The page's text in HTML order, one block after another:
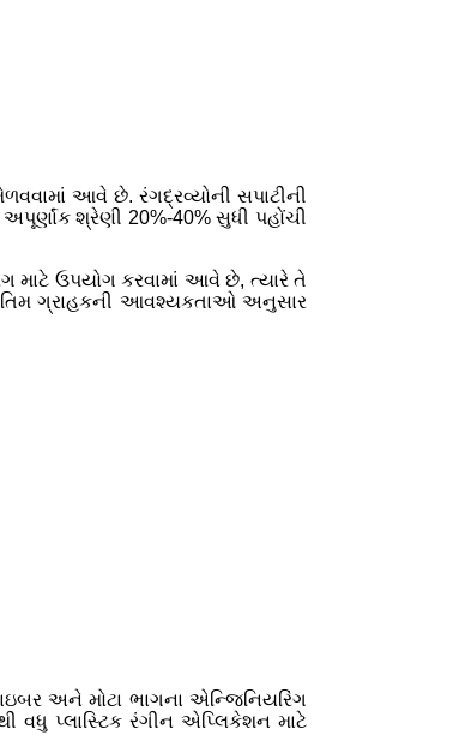
આવે છે. રંગદ્રવ્યોની સપાટીની
શ્રેણી 20%-40% સુધી પહોંચી
માટે ઉપયોગ કરવામાં આવે છે, ત્યારે તે
અંતિમ ગ્રાહકની આવશ્યકતાઓ અનુસાર
અને મોટા ભાગના એન્જિનિયરિંગ
વધુ પ્લાસ્ટિક રંગીન એપ્લિકેશન માટે